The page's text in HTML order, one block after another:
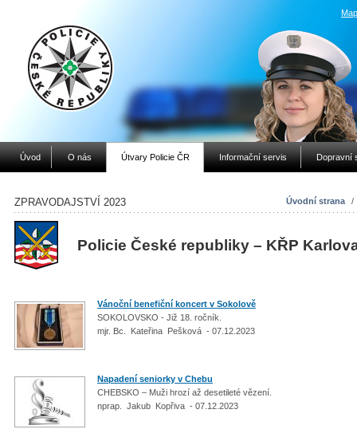
Úvod O nás Útvary Policie ČR Informační servis Dopravní
Úvodní strana /
ZPRAVODAJSTVÍ 2023
Policie České republiky – KŘP
Vánoční benefiční koncert v Sokolově
SOKOLOVSKO - Již 18. ročník.
mjr. Bc. Kateřina Pešková - 07.12.2023
Napadení seniorky v Chebu
CHEBSKO – Muži hrozí až desetileté vězení.
nprap. Jakub Kopřiva - 07.12.2023